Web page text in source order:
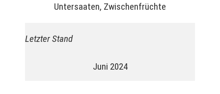
Untersaaten, Zwischenfrüchte
Letzter Stand
Juni 2024